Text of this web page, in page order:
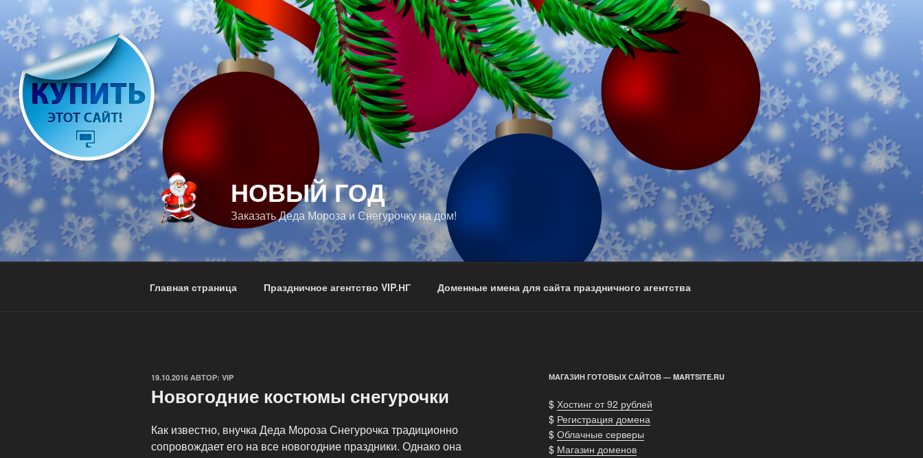
Перейти
содержимому
НОВЫЙ ГОД
Заказать Деда Мороза и Снегурочку на дом!
Главная страница Праздничное агентство VIP.НГ Доменные имена для сайта праздничного агентства
ОПУБЛИКОВАНО
19.10.2016 АВТОР: VIP
Новогодние костюмы снегурочки
Как известно, внучка Деда Мороза Снегурочка традиционно
сопровождает его на все новогодние праздники. Однако она
МАГАЗИН ГОТОВЫХ САЙТОВ — MARTSITE.RU
$ Хостинг от 92 рублей
$ Регистрация домена
$ Облачные серверы
$ Магазин доменов